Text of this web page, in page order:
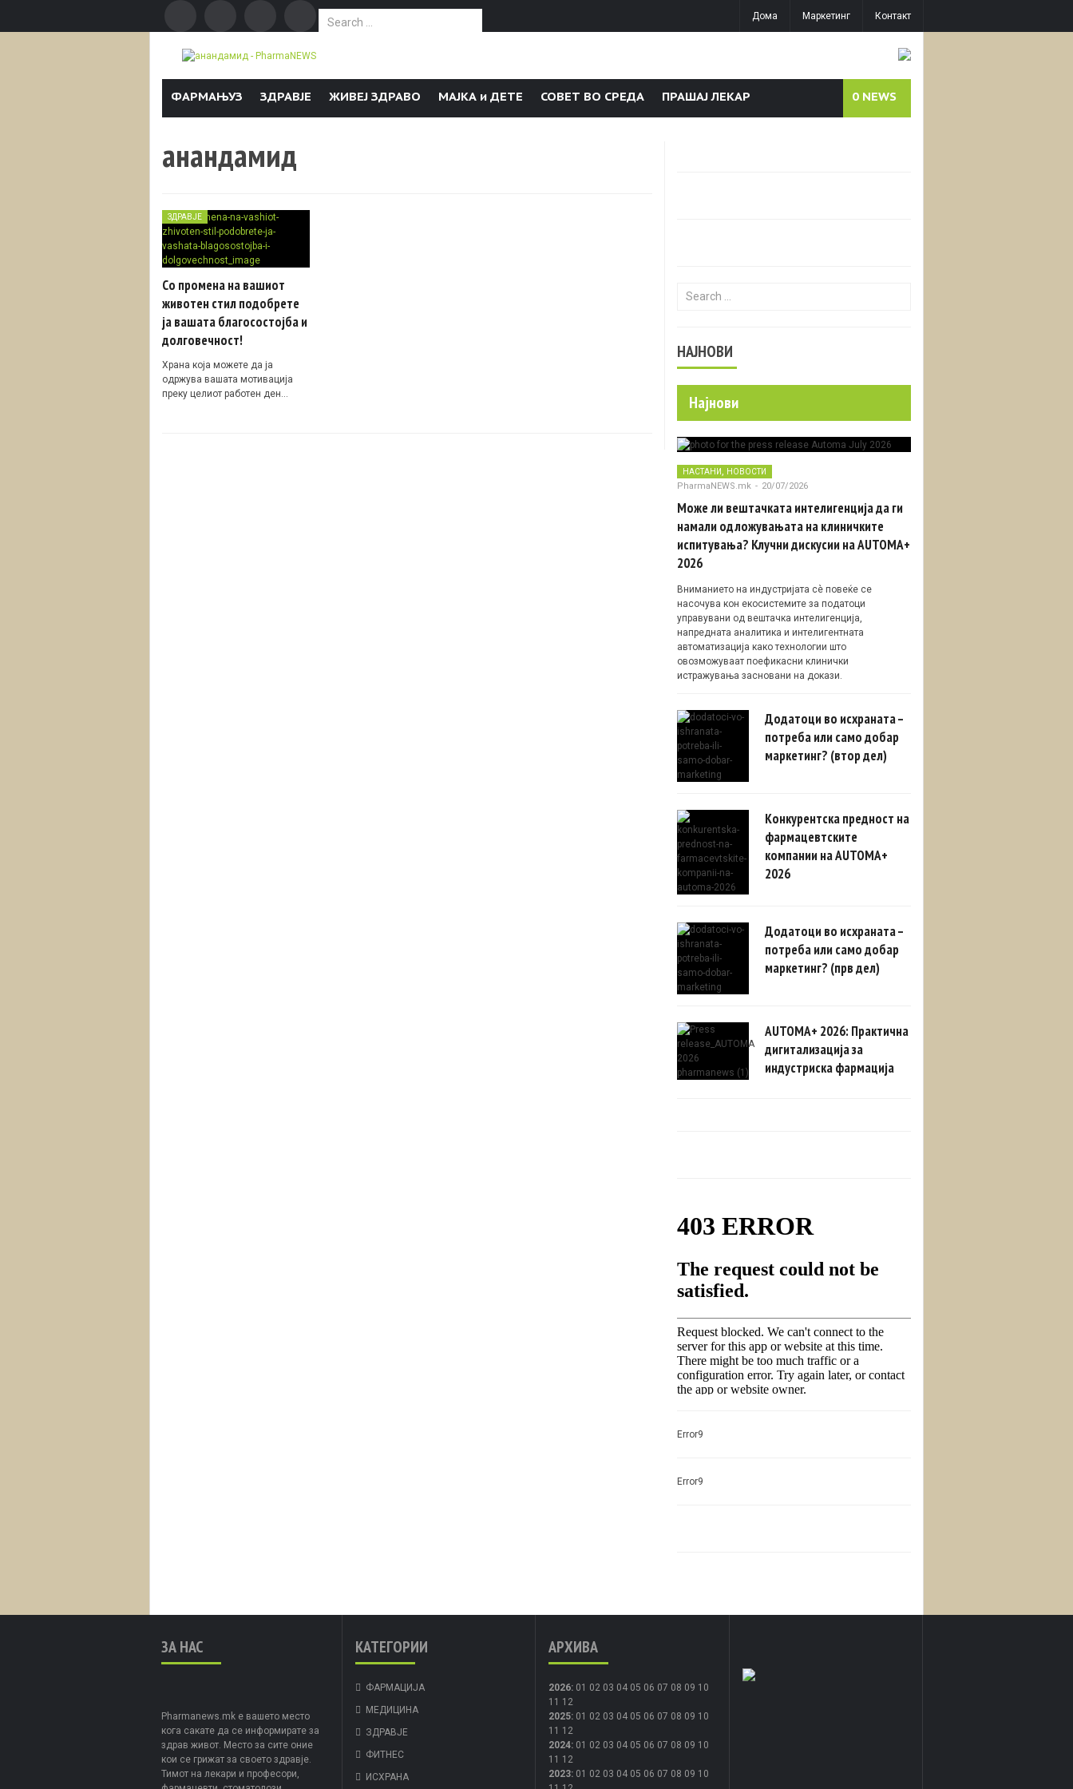
Search for:
Дома Маркетинг Контакт
ФАРМАЊУЗ ЗДРАВЈЕ ЖИВЕЈ ЗДРАВО МАЈКА и ДЕТЕ СОВЕТ ВО СРЕДА ПРАШАЈ ЛЕКАР 0 NEWS
анандамид
ЗДРАВЈЕ
Со промена на вашиот
животен стил подобрете
ја вашата благосостојба и
долговечност!
Храна која можете да ја
одржува вашата мотивација
преку целиот работен ден…
Search for:
НАЈНОВИ
Најнови
НАСТАНИ НОВОСТИ
PharmaNEWS.mk - 20/07/2026
Може ли вештачката интелигенција да ги
намали одложувањата на клиничките
испитувања? Клучни дискусии на AUTOMA+
2026
Вниманието на индустријата сè повеќе се
насочува кон екосистемите за податоци
управувани од вештачка интелигенција,
напредната аналитика и интелигентната
автоматизација како технологии што
овозможуваат поефикасни клинички
истражувања засновани на докази.
Додатоци во исхраната –
потреба или само добар
маркетинг? (втор дел)
Конкурентска предност на
фармацевтските
компании на AUTOMA+
2026
Додатоци во исхраната –
потреба или само добар
маркетинг? (прв дел)
AUTOMA+ 2026: Практична
дигитализација за
индустриска фармација
Error9
Error9
ЗА НАС
Pharmanews.mk е вашето место
кога сакате да се информирате за
здрав живот. Место за сите оние
кои се грижат за своето здравје.
Тимот на лекари и професори,
КАТЕГОРИИ
ФАРМАЦИЈА
МЕДИЦИНА
ЗДРАВЈЕ
ФИТНЕС
ИСХРАНА
АРХИВА
2026: 01 02 03 04 05 06 07 08 09 10
11 12
2025: 01 02 03 04 05 06 07 08 09 10
11 12
2024: 01 02 03 04 05 06 07 08 09 10
11 12
2023: 01 02 03 04 05 06 07 08 09 10